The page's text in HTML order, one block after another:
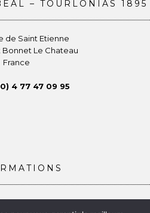
– TOURLONIAS 1895
de Saint Etienne
Bonnet Le Chateau
France
4 77 47 09 95